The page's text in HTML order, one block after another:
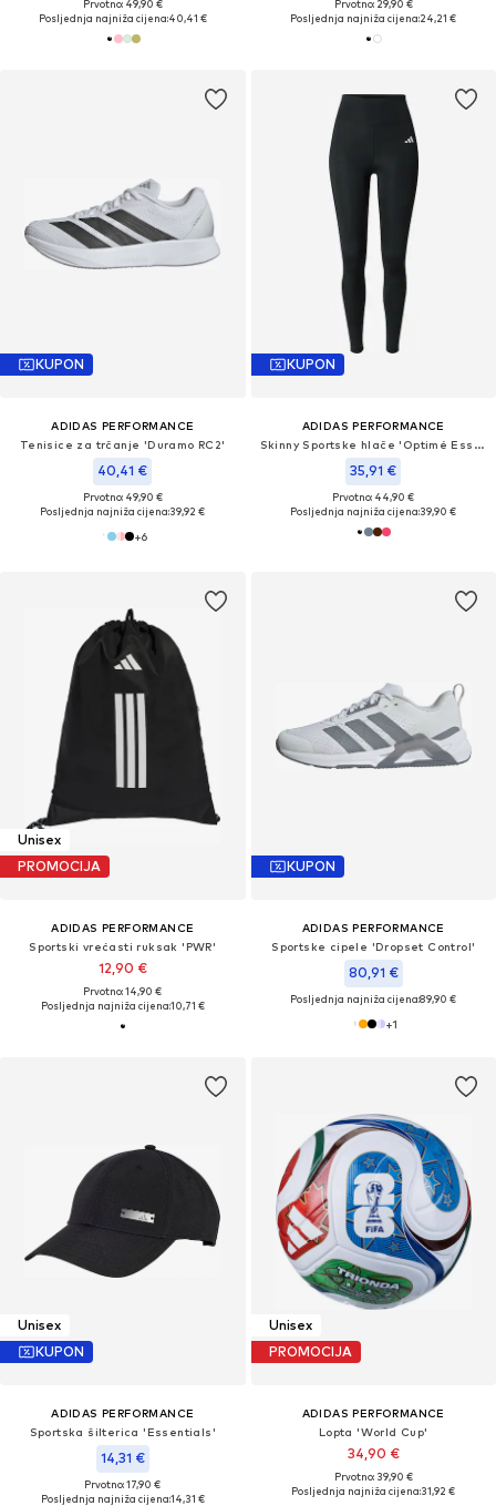
Prvotno: 49,90 €
Posljednja najniža cijena:40,41 €
Prvotno: 29,90 €
Posljednja najniža cijena:24,21 €
KUPON
ADIDAS PERFORMANCE
Tenisice za trčanje 'Duramo RC2'
40,41 €
Prvotno: 49,90 €
Posljednja najniža cijena:39,92 €
+6
KUPON
ADIDAS PERFORMANCE
Skinny Sportske hlače 'Optimé Essentials'
35,91 €
Prvotno: 44,90 €
Posljednja najniža cijena:39,90 €
Unisex
PROMOCIJA
ADIDAS PERFORMANCE
Sportski vrećasti ruksak 'PWR'
12,90 €
Prvotno: 14,90 €
Posljednja najniža cijena:10,71 €
KUPON
ADIDAS PERFORMANCE
Sportske cipele 'Dropset Control'
80,91 €
Posljednja najniža cijena:89,90 €
+1
Unisex
KUPON
ADIDAS PERFORMANCE
Sportska šilterica 'Essentials'
14,31 €
Prvotno: 17,90 €
Posljednja najniža cijena:14,31 €
Unisex
PROMOCIJA
ADIDAS PERFORMANCE
Lopta 'World Cup'
34,90 €
Prvotno: 39,90 €
Posljednja najniža cijena:31,92 €